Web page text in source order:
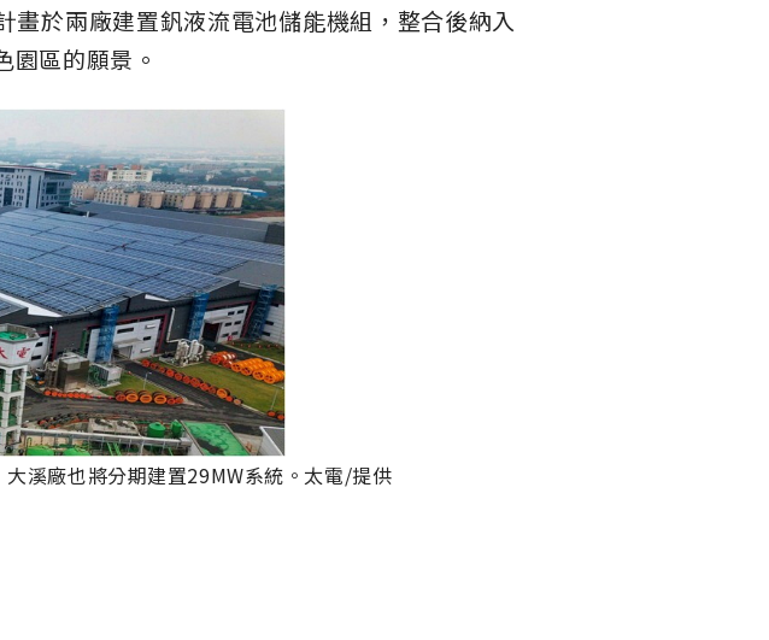
於兩廠建置釩液流電池儲能機組，整合後納入
園區的願景。
溪廠也將分期建置29MW系統。太電/提供